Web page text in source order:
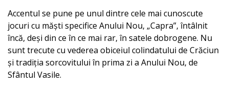
Accentul se pune pe unul dintre cele mai cunoscute
jocuri cu măști specifice Anului Nou, „Capra”, întâlnit
încă, deși din ce în ce mai rar, în satele dobrogene. Nu
sunt trecute cu vederea obiceiul colindatului de Crăciun
și tradiția sorcovitului în prima zi a Anului Nou, de
Sfântul Vasile.